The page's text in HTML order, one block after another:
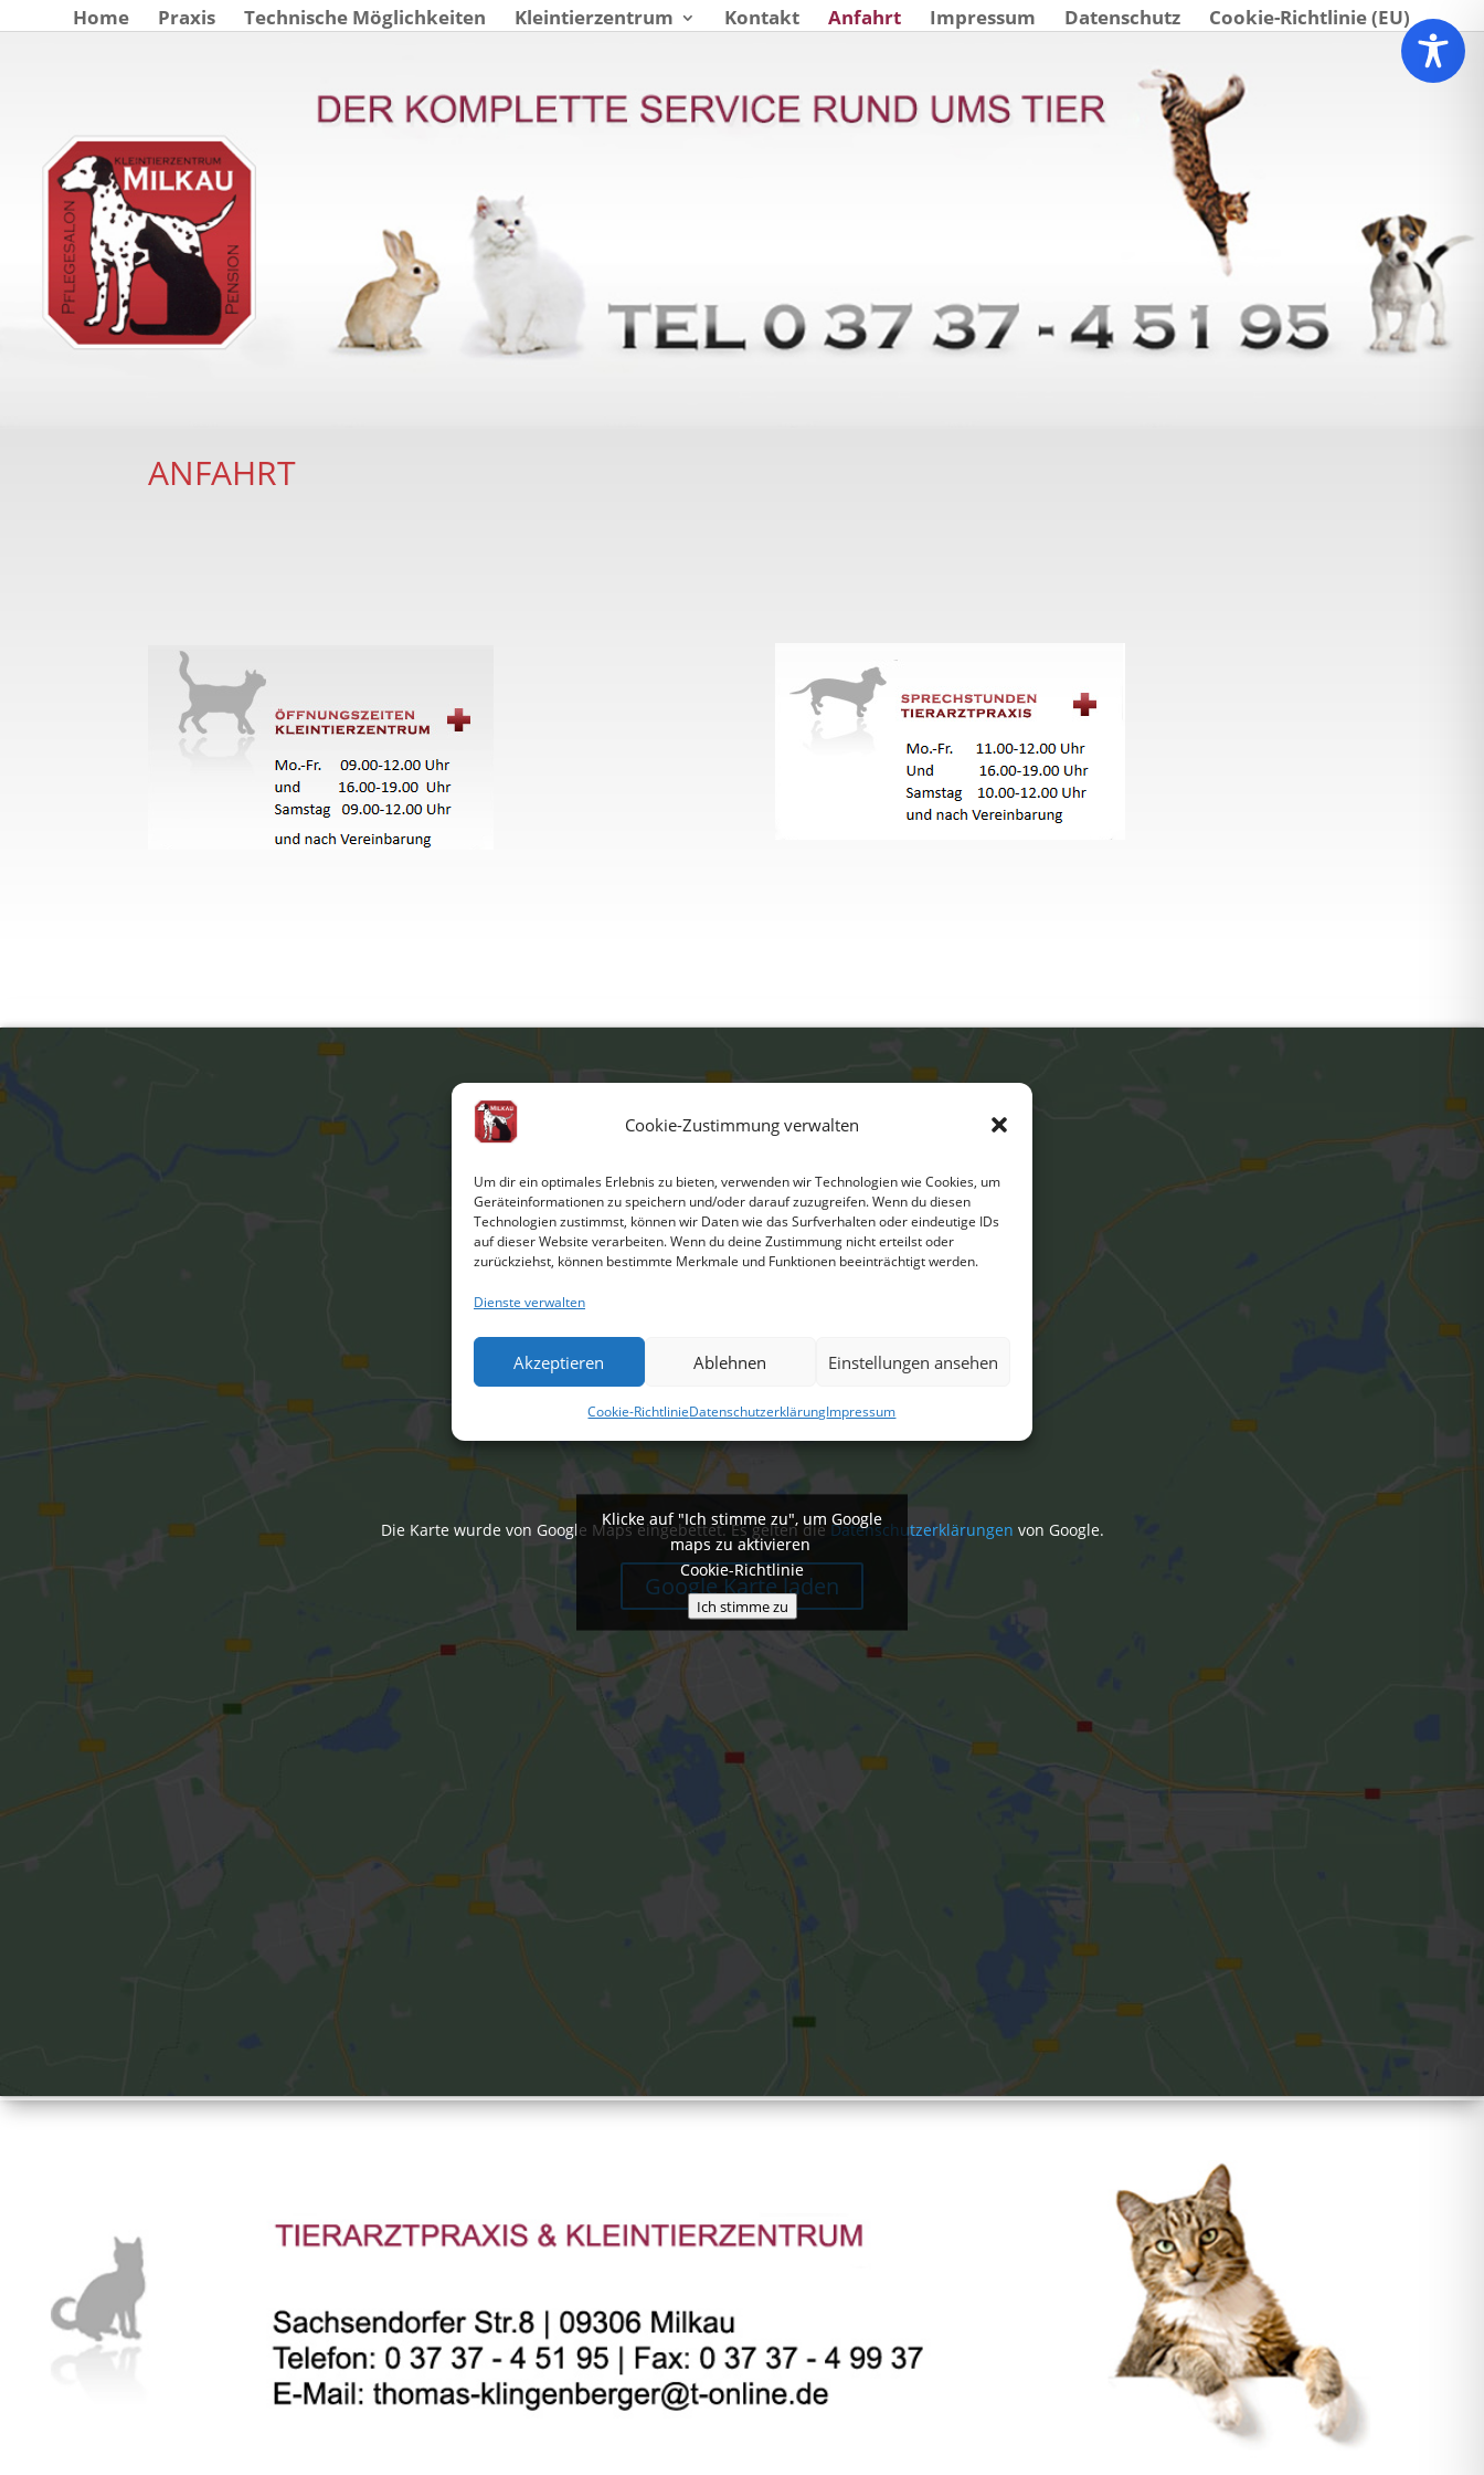
Cookie-Zustimmung verwalten
Um dir ein optimales Erlebnis zu bieten, verwenden wir Technologien wie Cookies, um
Geräteinformationen zu speichern und/oder darauf zuzugreifen. Wenn du diesen
Technologien zustimmst, können wir Daten wie das Surfverhalten oder eindeutige IDs
auf dieser Website verarbeiten. Wenn du deine Zustimmung nicht erteilst oder
zurückziehst, können bestimmte Merkmale und Funktionen beeinträchtigt werden.
Dienste verwalten
Akzeptieren Ablehnen Einstellungen ansehen
Cookie-RichtlinieDatenschutzerklärungImpressum
Home Praxis Technische Möglichkeiten Kleintierzentrum Kontakt Anfahrt Impressum Datenschutz Cookie-Richtlinie (EU)
ANFAHRT
Die Karte wurde von Google Maps eingebettet. Es gelten die Datenschutzerklärungen von Google.
Google Karte laden
Klicke auf "Ich stimme zu", um Google
maps zu aktivieren
Cookie-Richtlinie
Ich stimme zu
Klicke auf "Ich stimme zu", um Google
maps zu aktivieren
Cookie-Richtlinie
Ich stimme zu